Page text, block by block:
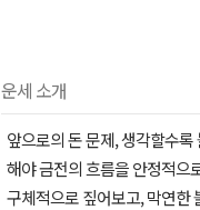
운세 소개
앞으로의 돈 문제, 생각할수
해야 금전의 흐름을 안정적으
구체적으로 짚어보고, 막연한